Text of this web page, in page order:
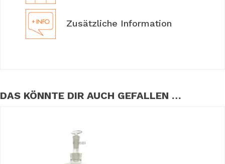
Zusätzliche Information
DAS KÖNNTE DIR AUCH GEFALLEN …